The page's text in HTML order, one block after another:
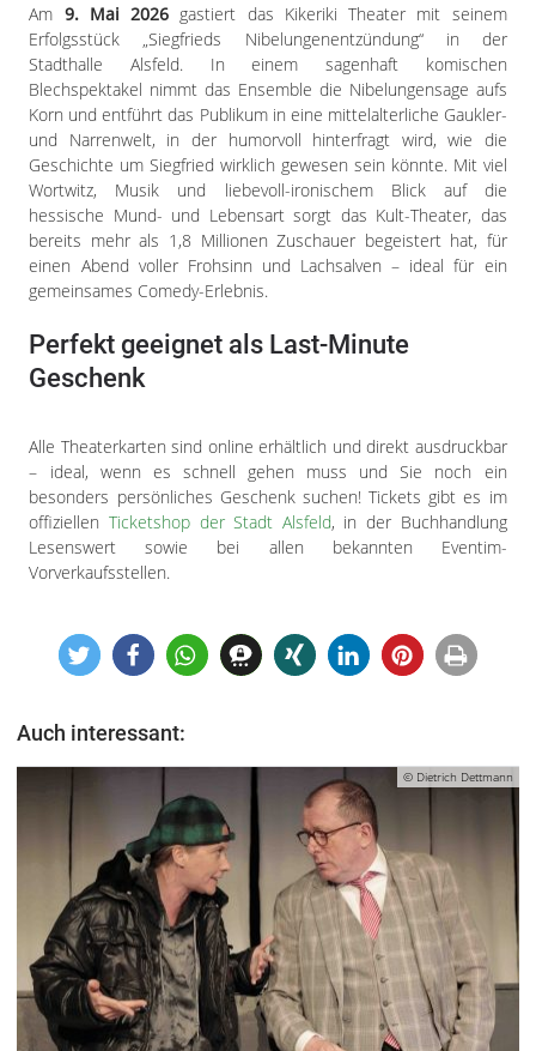
Am 9. Mai 2026 gastiert das Kikeriki Theater mit seinem
Erfolgsstück
„Siegfrieds Nibelungenentzündung“in der
Stadthalle Alsfeld. In einem sagenhaft komischen
Blechspektakel nimmt das Ensemble die Nibelungensage aufs
Korn und entführt das Publikum in eine mittelalterliche Gaukler-
und Narrenwelt, in der humorvoll hinterfragt wird, wie die
Geschichte um Siegfried wirklich gewesen sein könnte. Mit viel
Wortwitz, Musik und liebevoll-ironischem Blick auf die
hessische Mund- und Lebensart sorgt das Kult-Theater, das
bereits mehr als 1,8 Millionen Zuschauer begeistert hat, für
einen Abend voller Frohsinn und Lachsalven – ideal für ein
gemeinsames Comedy-Erlebnis.
Perfekt geeignet als Last-Minute
Geschenk
Alle Theaterkarten sind online erhältlich und direkt ausdruckbar
– ideal, wenn es schnell gehen muss und Sie noch ein
besonders persönliches Geschenk suchen! Tickets gibt es im
offiziellen Ticketshop der Stadt Alsfeld, in der Buchhandlung
Lesenswert sowie bei allen bekannten Eventim-
Vorverkaufsstellen.
Auch interessant:
© Dietrich Dettmann